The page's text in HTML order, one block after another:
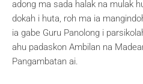
adong ma sada halak na mulak
dokah i huta, roh ma ia
ia gabe Guru Panolong i
ahu padaskon Ambilan na
Pangambatan ai.